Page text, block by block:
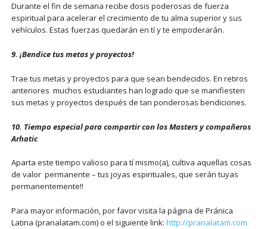
Durante el fin de semana recibe dosis poderosas de fuerza
espiritual para acelerar el crecimiento de tu alma superior y sus
vehículos. Estas fuerzas quedarán en tí y te empoderarán.
9. ¡Bendice tus metas y proyectos!
Trae tus metas y proyectos para que sean bendecidos. En retiros
anteriores muchos estudiantes han logrado que se manifiesten
sus metas y proyectos después de tan ponderosas bendiciones.
10. Tiempo especial para compartir con los Masters y compañeros
Arhatic
Aparta este tiempo valioso para tí mismo(a), cultiva aquellas cosas
de valor permanente – tus joyas espirituales, que serán tuyas
permanentemente!!
Para mayor información, por favor visita la página de Pránica
Latina (pranalatam.com) o el siguiente link: http://pranalatam.com